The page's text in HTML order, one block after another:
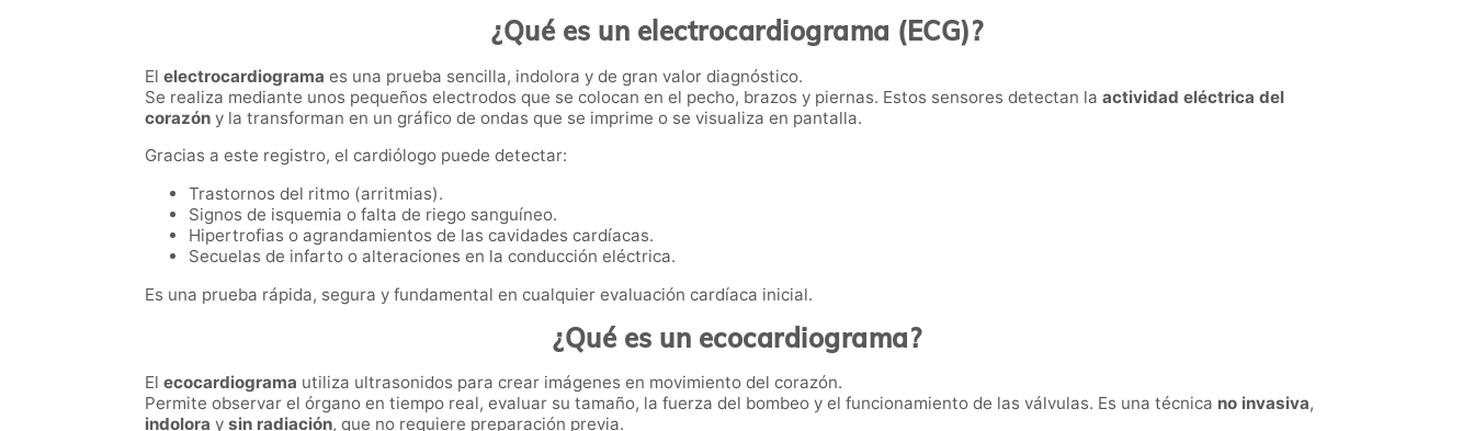
¿Qué es un electrocardiograma (ECG)?
El electrocardiograma es una prueba sencilla, indolora y de gran valor diagnóstico.
Se realiza mediante unos pequeños electrodos que se colocan en el pecho, brazos y piernas. Estos sensores detectan la actividad eléctrica del
corazón y la transforman en un gráfico de ondas que se imprime o se visualiza en pantalla.
Gracias a este registro, el cardiólogo puede detectar:
Trastornos del ritmo (arritmias).
Signos de isquemia o falta de riego sanguíneo.
Hipertrofias o agrandamientos de las cavidades cardíacas.
Secuelas de infarto o alteraciones en la conducción eléctrica.
Es una prueba rápida, segura y fundamental en cualquier evaluación cardíaca inicial.
¿Qué es un ecocardiograma?
El ecocardiograma utiliza ultrasonidos para crear imágenes en movimiento del corazón.
Permite observar el órgano en tiempo real, evaluar su tamaño, la fuerza del bombeo y el funcionamiento de las válvulas. Es una técnica no invasiva,
indolora y sin radiación, que no requiere preparación previa.